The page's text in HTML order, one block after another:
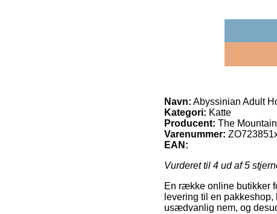
Navn: Abyssinian Adult
Kategori: Katte
Producent: The Mountain
Varenummer:
EAN:
Vurderet til 4 ud af 5
En række online butikker
levering til en
usædvanlig nem, og